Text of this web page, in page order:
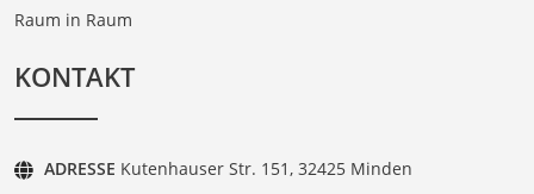
Raum in Raum
KONTAKT
ADRESSE Kutenhauser Str. 151, 32425 Minden